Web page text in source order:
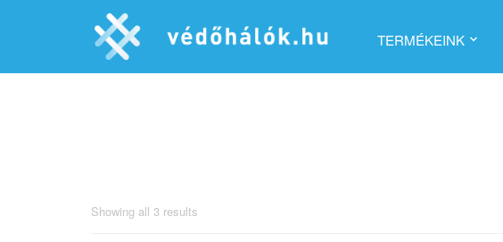
TERMÉKEINK
Showing all 3 results